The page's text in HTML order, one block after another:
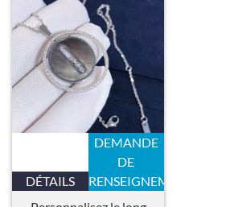
DÉTAILS
DEMANDE
DE
RENSEIGNEMENTS